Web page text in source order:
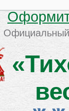
Официальный